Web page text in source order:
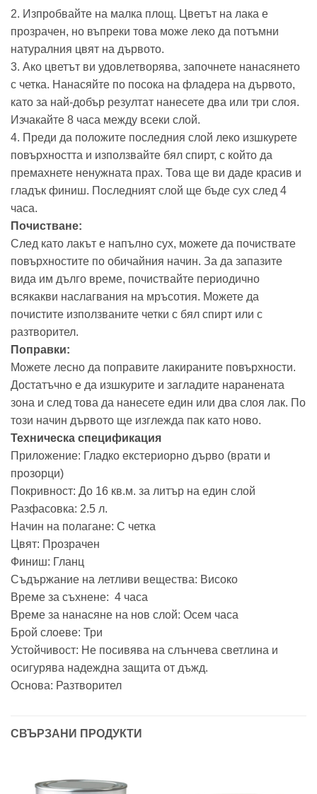
2. Изпробвайте на малка площ. Цветът на лака е
прозрачен, но въпреки това може леко да потъмни
натуралния цвят на дървото.
3. Ако цветът ви удовлетворява, започнете нанасянето
с четка. Нанасяйте по посока на фладера на дървото,
като за най-добър резултат нанесете два или три слоя.
Изчакайте 8 часа между всеки слой.
4. Преди да положите последния слой леко изшкурете
повърхността и използвайте бял спирт, с който да
премахнете ненужната прах. Това ще ви даде красив и
гладък финиш. Последният слой ще бъде сух след 4
часа.
Почистване:
След като лакът е напълно сух, можете да почиствате
повърхностите по обичайния начин. За да запазите
вида им дълго време, почиствайте периодично
всякакви наслагвания на мръсотия. Можете да
почистите използваните четки с бял спирт или с
разтворител.
Поправки:
Можете лесно да поправите лакираните повърхности.
Достатъчно е да изшкурите и загладите наранената
зона и след това да нанесете един или два слоя лак. По
този начин дървото ще изглежда пак като ново.
Техническа спецификация
Приложение: Гладко екстериорно дърво (врати и
прозорци)
Покривност: До 16 кв.м. за литър на един слой
Разфасовка: 2.5 л.
Начин на полагане: С четка
Цвят: Прозрачен
Финиш: Гланц
Съдържание на летливи вещества: Високо
Време за съхнене: 4 часа
Време за нанасяне на нов слой: Осем часа
Брой слоеве: Три
Устойчивост: Не посивява на слънчева светлина и
осигурява надеждна защита от дъжд.
Основа: Разтворител
СВЪРЗАНИ ПРОДУКТИ